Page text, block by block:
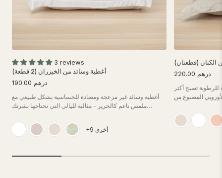
3 reviews
أغطية وسائد من الخيزران (2 قطعة)
190.00 درهم
أغطية وسائد غير مزعجة ومضادة للحساسية بشكل طبيعي مع
ملمس ناعم كالحرير - مثالية لليالي التي تحتاجها بشرتك
الخيزران ، مصدر نباتي طبيعي ومستدام. مجموعة تشمل 2
+9 أخرى
الكتان (قطعتان)
درهم 220.00
تصبح أكثر
المصنوع من
ينجح في الغسيل